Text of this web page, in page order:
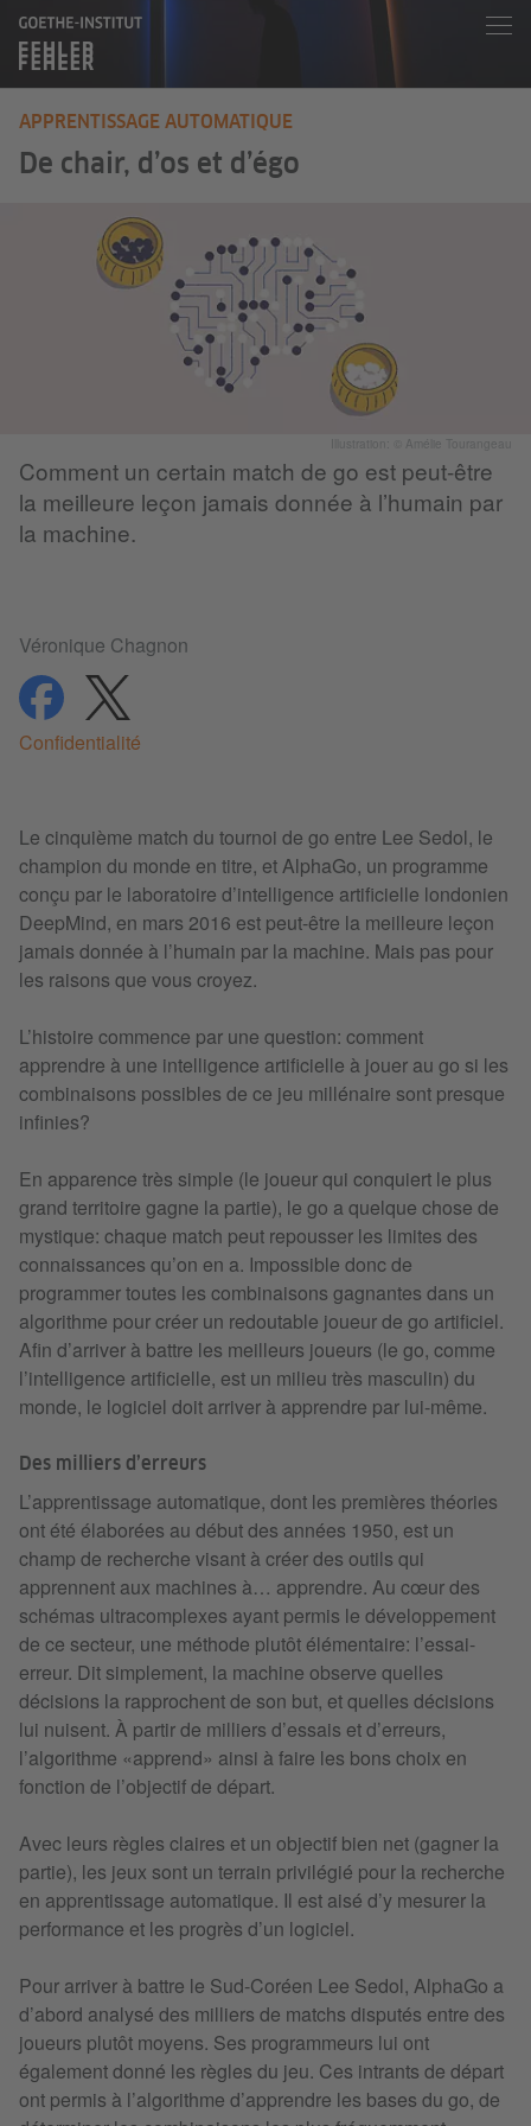
APPRENTISSAGE AUTOMATIQUE
De chair, d’os et d’égo
Illustration: © Amélie Tourangeau
Comment un certain match de go est peut-être
la meilleure leçon jamais donnée à l’humain par
la machine.
Véronique Chagnon
partagerpartager
Confidentialité
Le cinquième match du tournoi de go entre Lee Sedol, le
champion du monde en titre, et AlphaGo, un programme
conçu par le laboratoire d’intelligence artificielle londonien
DeepMind, en mars 2016 est peut-être la meilleure leçon
jamais donnée à l’humain par la machine. Mais pas pour
les raisons que vous croyez.
L’histoire commence par une question: comment
apprendre à une intelligence artificielle à jouer au go si les
combinaisons possibles de ce jeu millénaire sont presque
infinies?
En apparence très simple (le joueur qui conquiert le plus
grand territoire gagne la partie), le go a quelque chose de
mystique: chaque match peut repousser les limites des
connaissances qu’on en a. Impossible donc de
programmer toutes les combinaisons gagnantes dans un
algorithme pour créer un redoutable joueur de go artificiel.
Afin d’arriver à battre les meilleurs joueurs (le go, comme
l’intelligence artificielle, est un milieu très masculin) du
monde, le logiciel doit arriver à apprendre par lui-même.
Des milliers d’erreurs
L’apprentissage automatique, dont les premières théories
ont été élaborées au début des années 1950, est un
champ de recherche visant à créer des outils qui
apprennent aux machines à… apprendre. Au cœur des
schémas ultracomplexes ayant permis le développement
de ce secteur, une méthode plutôt élémentaire: l’essai-
erreur. Dit simplement, la machine observe quelles
décisions la rapprochent de son but, et quelles décisions
lui nuisent. À partir de milliers d’essais et d’erreurs,
l’algorithme «apprend» ainsi à faire les bons choix en
fonction de l’objectif de départ.
Avec leurs règles claires et un objectif bien net (gagner la
partie), les jeux sont un terrain privilégié pour la recherche
en apprentissage automatique. Il est aisé d’y mesurer la
performance et les progrès d’un logiciel.
Pour arriver à battre le Sud-Coréen Lee Sedol, AlphaGo a
d’abord analysé des milliers de matchs disputés entre des
joueurs plutôt moyens. Ses programmeurs lui ont
également donné les règles du jeu. Ces intrants de départ
ont permis à l’algorithme d’apprendre les bases du go, de